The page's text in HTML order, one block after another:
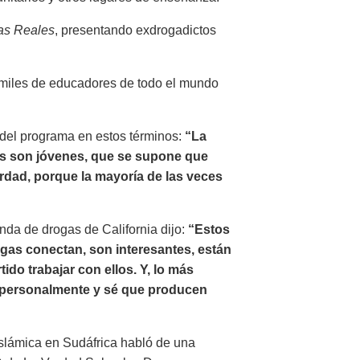
Reales, presentando exdrogadictos
de educadores de todo el mundo
programa en estos términos: “La
son jóvenes, que se supone que
porque la mayoría de las veces
de drogas de California dijo: “Estos
conectan, son interesantes, están
trabajar con ellos. Y, lo más
y sé que producen
en Sudáfrica habló de una